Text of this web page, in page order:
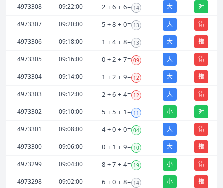
4973308 09:22:00 2 + 6 + 6= 14 大 对
4973307 09:20:00 5 + 8 + 0= 13 大 错
4973306 09:18:00 1 + 4+ 8= 13 大 错
4973305 09:16:00 0 + 2 + 7= 09 大 错
4973304 09:14:00 1 + 2 + 9= 12 大 错
4973303 09:12:00 2 + 6 + 4= 12 大 错
4973302 09:10:00 5 + 5 + 1= 11 小 对
4973301 09:08:00 4+ 0 + 0= 04 大 错
4973300 09:06:00 0 + 1 + 9= 10 大 错
4973299 09:04:00 8 + 7 + 4= 19 小 错
4973298 09:02:00 6 + 0 + 8= 14 小 错